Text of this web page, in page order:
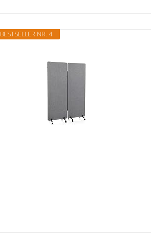
BESTSELLER NR. 4